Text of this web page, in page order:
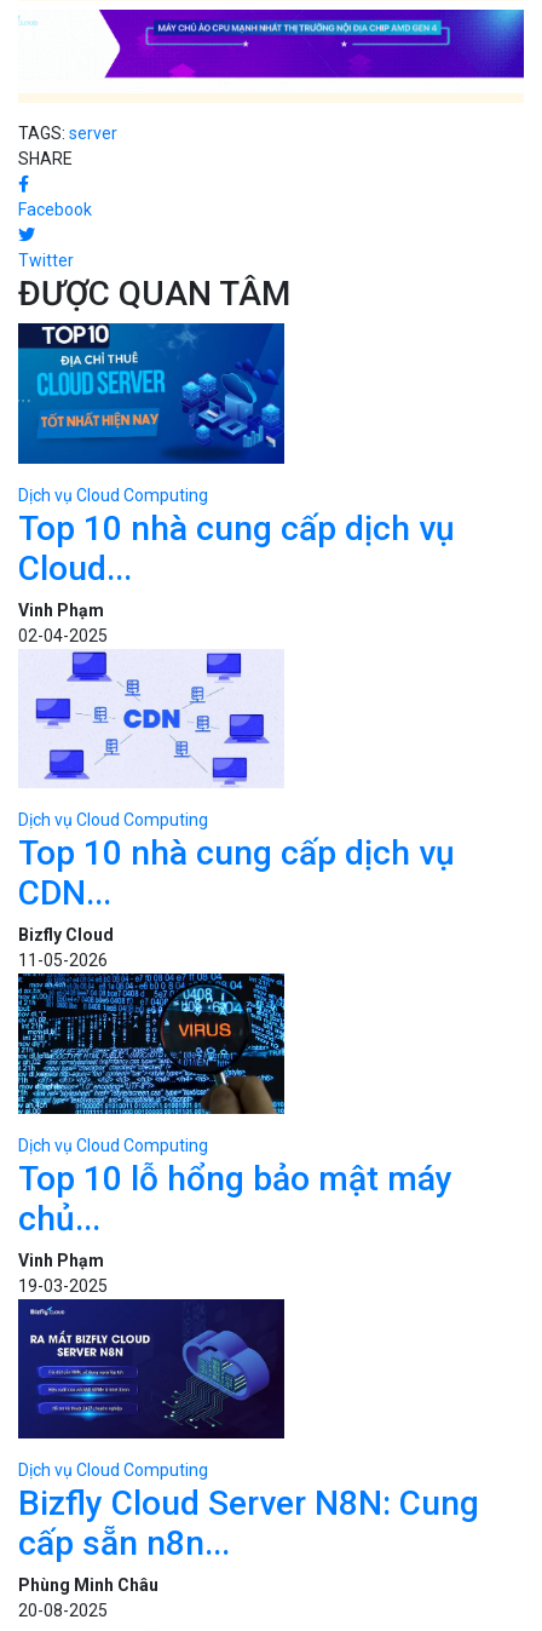
TAGS: server
SHARE
Facebook
Twitter
ĐƯỢC QUAN TÂM
Dịch vụ Cloud Computing
Top 10 nhà cung cấp dịch vụ
Cloud...
Vinh Phạm
02-04-2025
Dịch vụ Cloud Computing
Top 10 nhà cung cấp dịch vụ
CDN...
Bizfly Cloud
11-05-2026
Dịch vụ Cloud Computing
Top 10 lỗ hổng bảo mật máy
chủ...
Vinh Phạm
19-03-2025
Dịch vụ Cloud Computing
Bizfly Cloud Server N8N: Cung
cấp sẵn n8n...
Phùng Minh Châu
20-08-2025